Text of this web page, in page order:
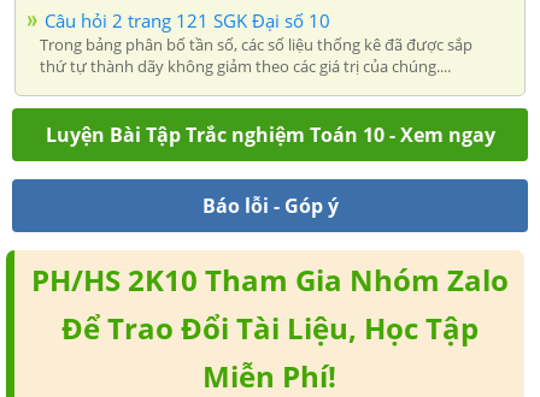
Câu hỏi 2 trang 121 SGK Đại số 10
Trong bảng phân bố tần số, các số liệu thống kê đã được sắp
thứ tự thành dãy không giảm theo các giá trị của chúng....
Luyện Bài Tập Trắc nghiệm Toán 10 - Xem ngay
Báo lỗi - Góp ý
PH/HS 2K10 Tham Gia Nhóm Zalo
Để Trao Đổi Tài Liệu, Học Tập
Miễn Phí!